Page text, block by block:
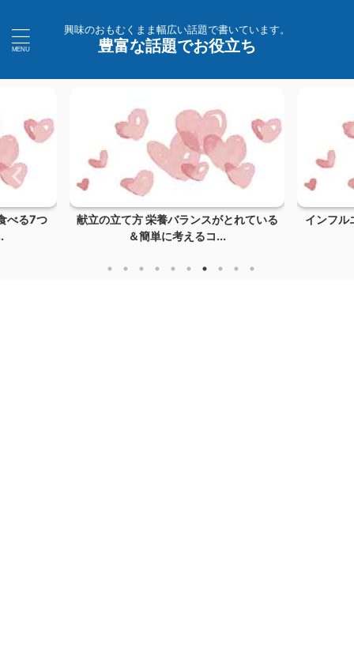
興味のおもむくまま幅広い話題で書いています。
豊富な話題でお役立ち
べる7つ
献立の立て方 栄養バランスがとれている
＆簡単に考えるコ...
インフル